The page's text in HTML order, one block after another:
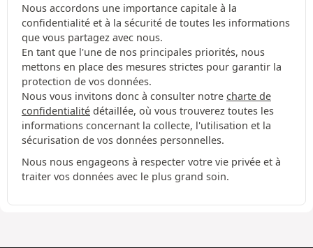
Nous accordons une importance capitale à la
confidentialité et à la sécurité de toutes les informations
que vous partagez avec nous.
En tant que l'une de nos principales priorités, nous
mettons en place des mesures strictes pour garantir la
protection de vos données.
Nous vous invitons donc à consulter notre charte de
confidentialité détaillée, où vous trouverez toutes les
informations concernant la collecte, l'utilisation et la
sécurisation de vos données personnelles.
Nous nous engageons à respecter votre vie privée et à
traiter vos données avec le plus grand soin.